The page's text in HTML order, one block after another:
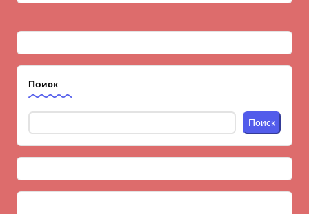
Поиск
Поиск